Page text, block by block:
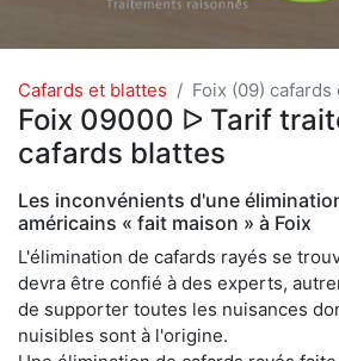
Cafards et blattes Foix (09) cafards
Foix 09000 ᐅ Tarif
cafards blattes
Les inconvénients d'une
américains « fait maison » à Foix
L'élimination de cafards rayés se
devra être confié à des experts,
de supporter toutes les nuisances
nuisibles sont à l'origine.